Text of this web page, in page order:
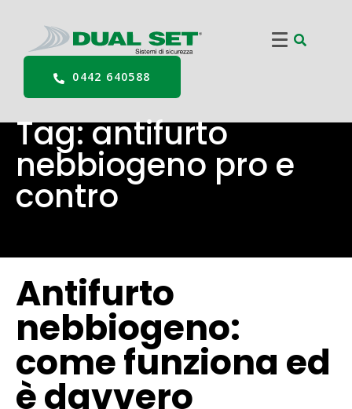
0442 640588
Tag:antifurto
nebbiogeno pro e
contro
Antifurto
nebbiogeno:
come funziona ed
è davvero